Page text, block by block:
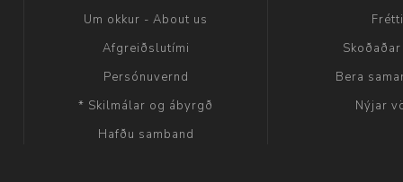
Um okkur - About us
Afgreiðslutími
Persónuvernd
* Skilmálar og ábyrgð
Hafðu samband
Bera
Nýjar